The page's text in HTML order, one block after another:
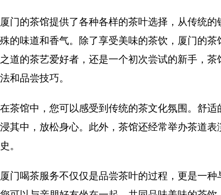
厦门的茶馆提供了各种各样的茶叶选择，从传统
殊的味道和香气。除了享受美味的茶饮，厦门的
之道的茶艺爱好者，还是一个初次尝试的新手，
法和品尝技巧。
在茶馆中，您可以感受到传统的茶文化氛围。舒
浸其中，放松身心。此外，茶馆还经常举办茶道
史。
厦门喝茶服务不仅仅是品尝茶叶的过程，更是一